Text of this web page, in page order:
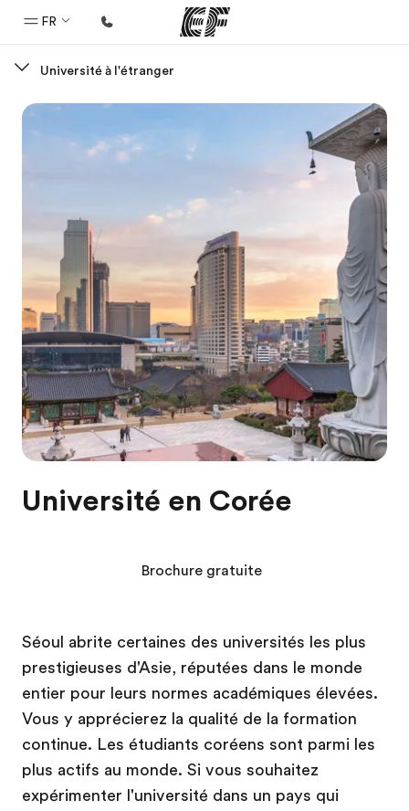
FR
Bienvenue chez EF
Programmes
Trouver un bureau
A propos de nous
Qui sommes-nous ?
EF recrute
Rejoignez nos équipes
Université à l'étranger
Université en Corée
Séoul abrite certaines des universités les plus
prestigieuses d'Asie, réputées dans le monde
entier pour leurs normes académiques élevées.
Vous y apprécierez la qualité de la formation
continue. Les étudiants coréens sont parmi les
plus actifs au monde. Si vous souhaitez
expérimenter l'université dans un pays qui
Brochure gratuite